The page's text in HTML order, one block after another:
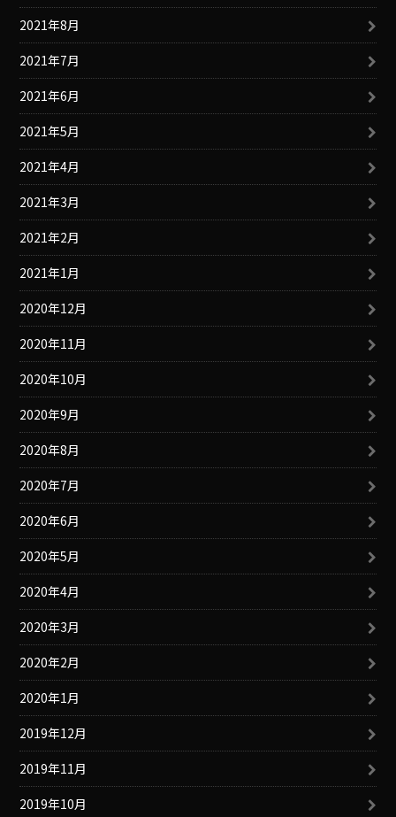
2021年8月
2021年7月
2021年6月
2021年5月
2021年4月
2021年3月
2021年2月
2021年1月
2020年12月
2020年11月
2020年10月
2020年9月
2020年8月
2020年7月
2020年6月
2020年5月
2020年4月
2020年3月
2020年2月
2020年1月
2019年12月
2019年11月
2019年10月